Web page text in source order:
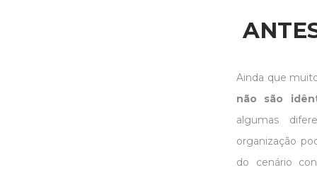
Ainda que
não são
algumas
organização
do cenário